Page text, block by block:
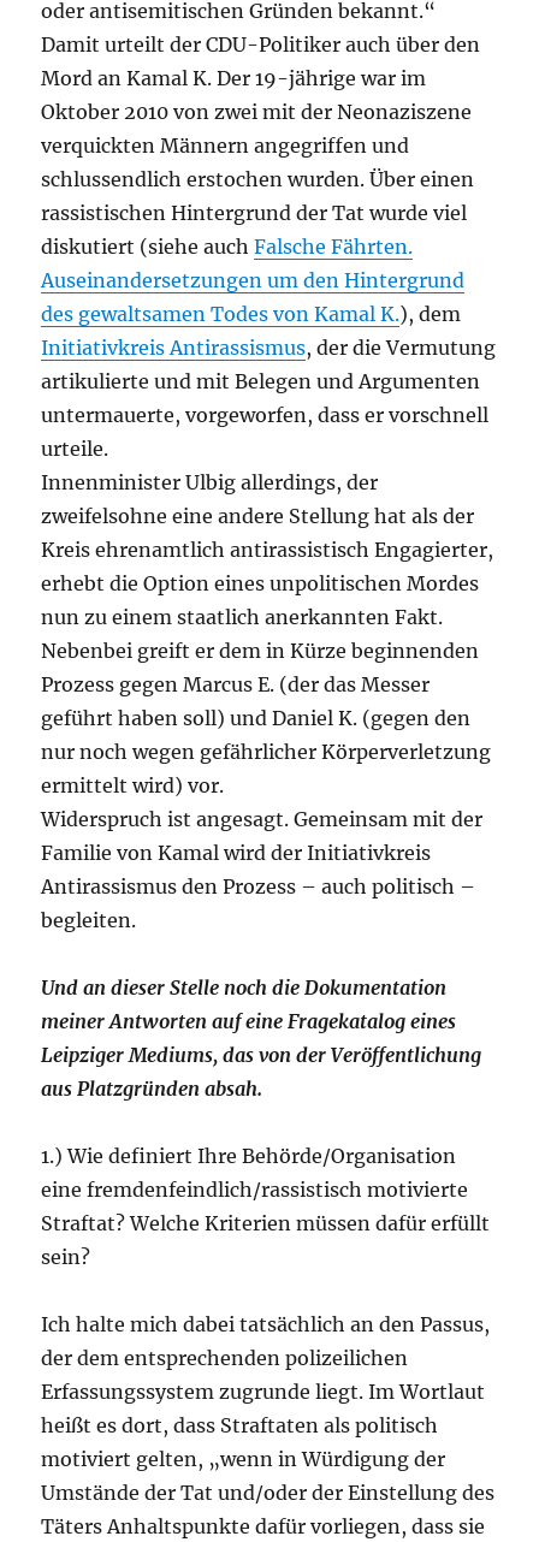
oder antisemitischen Gründen bekannt.“
Damit urteilt der CDU-Politiker auch über den
Mord an Kamal K. Der 19-jährige war im
Oktober 2010 von zwei mit der Neonaziszene
verquickten Männern angegriffen und
schlussendlich erstochen wurden. Über einen
rassistischen Hintergrund der Tat wurde viel
diskutiert (siehe auchFalsche Fährten.
Auseinandersetzungen um den Hintergrund
des gewaltsamen Todes von Kamal K.), dem
Initiativkreis Antirassismus, der die Vermutung
artikulierte und mit Belegen und Argumenten
untermauerte, vorgeworfen, dass er vorschnell
urteile.
Innenminister Ulbig allerdings, der
zweifelsohne eine andere Stellung hat als der
Kreis ehrenamtlich antirassistisch Engagierter,
erhebt die Option eines unpolitischen Mordes
nun zu einem staatlich anerkannten Fakt.
Nebenbei greift er dem in Kürze beginnenden
Prozess gegen Marcus E. (der das Messer
geführt haben soll) und Daniel K. (gegen den
nur noch wegen gefährlicher Körperverletzung
ermittelt wird) vor.
Widerspruch ist angesagt. Gemeinsam mit der
Familie von Kamal wird der Initiativkreis
Antirassismus den Prozess – auch politisch –
begleiten.
Und an dieser Stelle noch die Dokumentation
meiner Antworten auf eine Fragekatalog eines
Leipziger Mediums, das von der Veröffentlichung
aus Platzgründen absah.
1.) Wie definiert Ihre Behörde/Organisation
eine fremdenfeindlich/rassistisch motivierte
Straftat? Welche Kriterien müssen dafür erfüllt
sein?
Ich halte mich dabei tatsächlich an den Passus,
der dem entsprechenden polizeilichen
Erfassungssystem zugrunde liegt. Im Wortlaut
heißt es dort, dass Straftaten als politisch
motiviert gelten, „wenn in Würdigung der
Umstände der Tat und/oder der Einstellung des
Täters Anhaltspunkte dafür vorliegen, dass sie